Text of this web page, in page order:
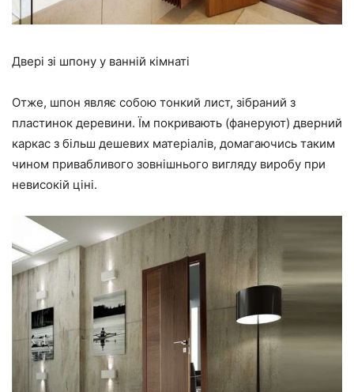
Двері зі шпону у ванній кімнаті
Отже, шпон являє собою тонкий лист, зібраний з
пластинок деревини. Їм покривають (фанеруют) дверний
каркас з більш дешевих матеріалів, домагаючись таким
чином привабливого зовнішнього вигляду виробу при
невисокій ціні.